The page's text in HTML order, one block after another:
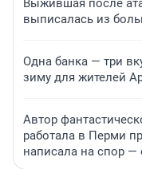
выписалась из
Одна банка — три
зиму для жителей
Автор
работала в Перми
написала на спор —